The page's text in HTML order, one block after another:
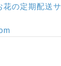
花の定期配送サ